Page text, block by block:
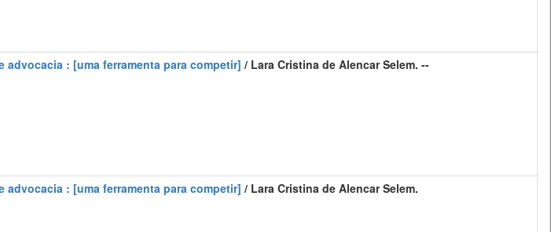
: [uma ferramenta para competir] / Lara Cristina de Alencar Selem. --
: [uma ferramenta para competir] / Lara Cristina de Alencar Selem.